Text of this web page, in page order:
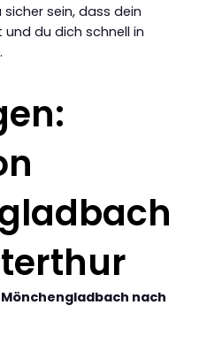
sein, dass dein
du dich schnell in
nach